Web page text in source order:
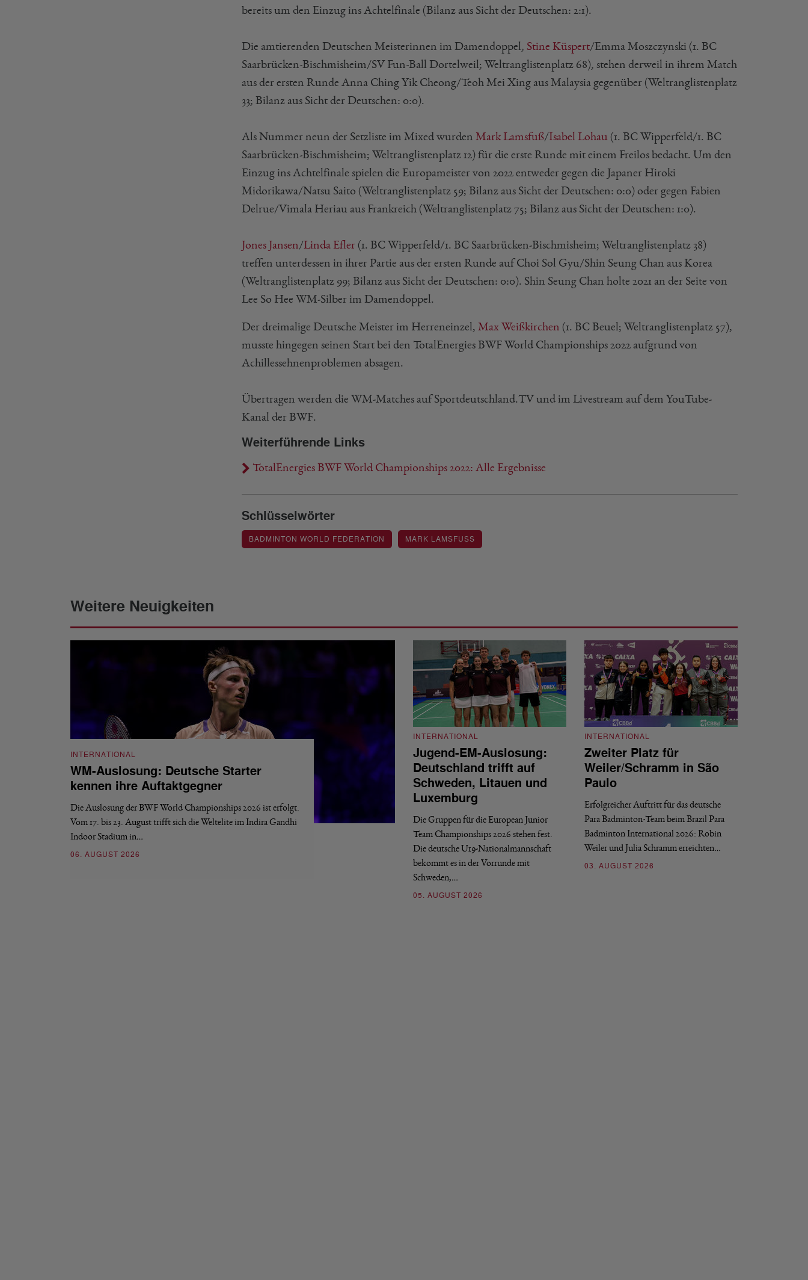
bereits um den Einzug ins Achtelfinale (Bilanz aus Sicht der Deutschen: 2:1).
Die amtierenden Deutschen Meisterinnen im Damendoppel, Stine Küspert/Emma Moszczynski (1. BC
Saarbrücken-Bischmisheim/SV Fun-Ball Dortelweil; Weltranglistenplatz 68), stehen derweil in ihrem Match
aus der ersten Runde Anna Ching Yik Cheong/Teoh Mei Xing aus Malaysia gegenüber (Weltranglistenplatz
33; Bilanz aus Sicht der Deutschen: 0:0).
Als Nummer neun der Setzliste im Mixed wurden Mark Lamsfuß/Isabel Lohau (1. BC Wipperfeld/1. BC
Saarbrücken-Bischmisheim; Weltranglistenplatz 12) für die erste Runde mit einem Freilos bedacht. Um den
Einzug ins Achtelfinale spielen die Europameister von 2022 entweder gegen die Japaner Hiroki
Midorikawa/Natsu Saito (Weltranglistenplatz 59; Bilanz aus Sicht der Deutschen: 0:0) oder gegen Fabien
Delrue/Vimala Heriau aus Frankreich (Weltranglistenplatz 75; Bilanz aus Sicht der Deutschen: 1:0).
Jones Jansen /Linda Efler (1. BC Wipperfeld/1. BC Saarbrücken-Bischmisheim; Weltranglistenplatz 38)
treffen unterdessen in ihrer Partie aus der ersten Runde auf Choi Sol Gyu/Shin Seung Chan aus Korea
(Weltranglistenplatz 99; Bilanz aus Sicht der Deutschen: 0:0). Shin Seung Chan holte 2021 an der Seite von
Lee So Hee WM-Silber im Damendoppel.
Der dreimalige Deutsche Meister im Herreneinzel, Max Weißkirchen (1. BC Beuel; Weltranglistenplatz 57),
musste hingegen seinen Start bei den TotalEnergies BWF World Championships 2022 aufgrund von
Achillessehnenproblemen absagen.
Übertragen werden die WM-Matches auf Sportdeutschland.TV und im Livestream auf dem YouTube-
Kanal der BWF.
Weiterführende Links
TotalEnergies BWF World Championships 2022: Alle Ergebnisse
Schlüsselwörter
BADMINTON WORLD FEDERATION MARK LAMSFUSS
Weitere Neuigkeiten
INTERNATIONAL
WM-Auslosung: Deutsche Starter
kennen ihre Auftaktgegner
Die Auslosung der BWF World Championships 2026 ist erfolgt.
Vom 17. bis 23. August trifft sich die Weltelite im Indira Gandhi
Indoor Stadium in…
06. AUGUST 2026
INTERNATIONAL
Jugend-EM-Auslosung:
Deutschland trifft auf
Schweden, Litauen und
Luxemburg
Die Gruppen für die European Junior
Team Championships 2026 stehen fest.
Die deutsche U19-Nationalmannschaft
bekommt es in der Vorrunde mit
Schweden,…
05. AUGUST 2026
INTERNATIONAL
Zweiter Platz für
Weiler/Schramm in São
Paulo
Erfolgreicher Auftritt für das deutsche
Para Badminton-Team beim Brazil Para
Badminton International 2026: Robin
Weiler und Julia Schramm erreichten…
03. AUGUST 2026